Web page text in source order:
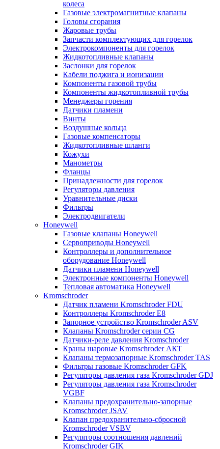
колеса
Газовые электромагнитные клапаны
Головы сгорания
Жаровые трубы
Запчасти комплектующих для горелок
Электрокомпоненты для горелок
Жидкотопливные клапаны
Заслонки для горелок
Кабели поджига и ионизации
Компоненты газовой трубы
Компоненты жидкотопливной трубы
Менеджеры горения
Датчики пламени
Винты
Воздушные кольца
Газовые компенсаторы
Жидкотопливные шланги
Кожухи
Манометры
Фланцы
Принадлежности для горелок
Регуляторы давления
Уравнительные диски
Фильтры
Электродвигатели
Honeywell
Газовые клапаны Honeywell
Сервоприводы Honeywell
Контроллеры и дополнительное
оборудование Honeywell
Датчики пламени Honeywell
Электронные компоненты Honeywell
Тепловая автоматика Honeywell
Kromschroder
Датчик пламени Kromschroder FDU
Контроллеры Kromschroder E8
Запорное устройство Kromschroder ASV
Клапаны Kromschroder серии CG
Датчики-реле давления Kromschroder
Краны шаровые Kromschroder АКТ
Клапаны термозапорные Kromschroder TAS
Фильтры газовые Kromschroder GFK
Регуляторы давления газа Kromschroder GDJ
Регуляторы давления газа Kromschroder
VGBF
Клапаны предохранительно-запорные
Kromschroder JSAV
Клапан предохранительно-сбросной
Kromschroder VSBV
Регуляторы соотношения давлений
Kromschroder GIK